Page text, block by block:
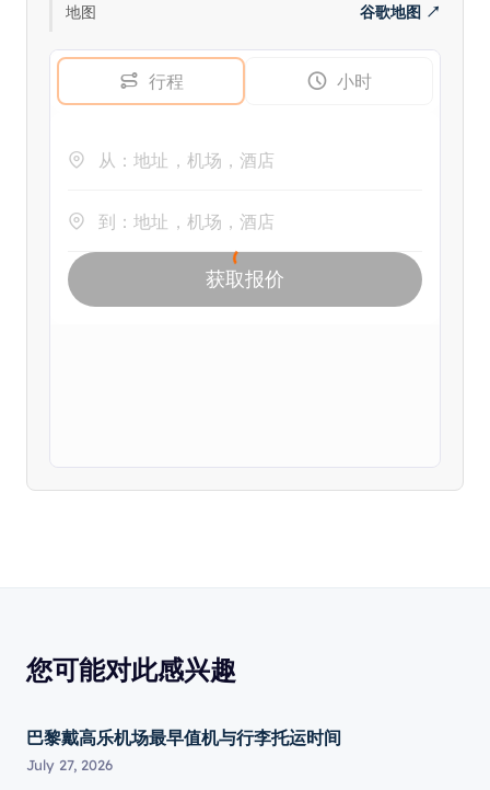
地图
谷歌地图 ↗
您可能对此感兴趣
巴黎戴高乐机场最早值机与行李托运时间
July 27, 2026